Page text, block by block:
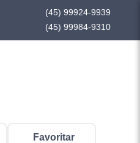
(45) 99924-9939
(45) 99984-9310
Favoritar